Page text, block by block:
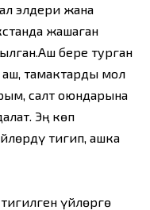
элдери жана
жашаган
бере турган
тамактарды мол
салт оюндарына
Эң көп
тигип, ашка
үйлөргө